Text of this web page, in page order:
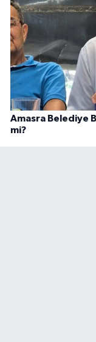
Amasra Belediye
mi?